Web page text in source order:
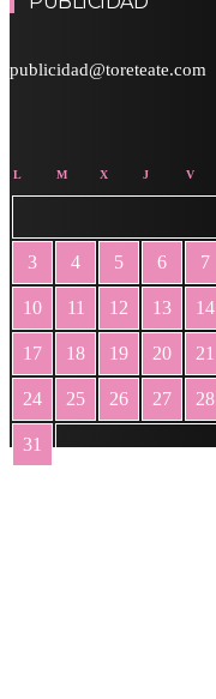
publicidad@toreteate.com
L M X J V
3 4 5 6 7
10 11 12 13 14
17 18 19 20 21
24 25 26 27 28
31